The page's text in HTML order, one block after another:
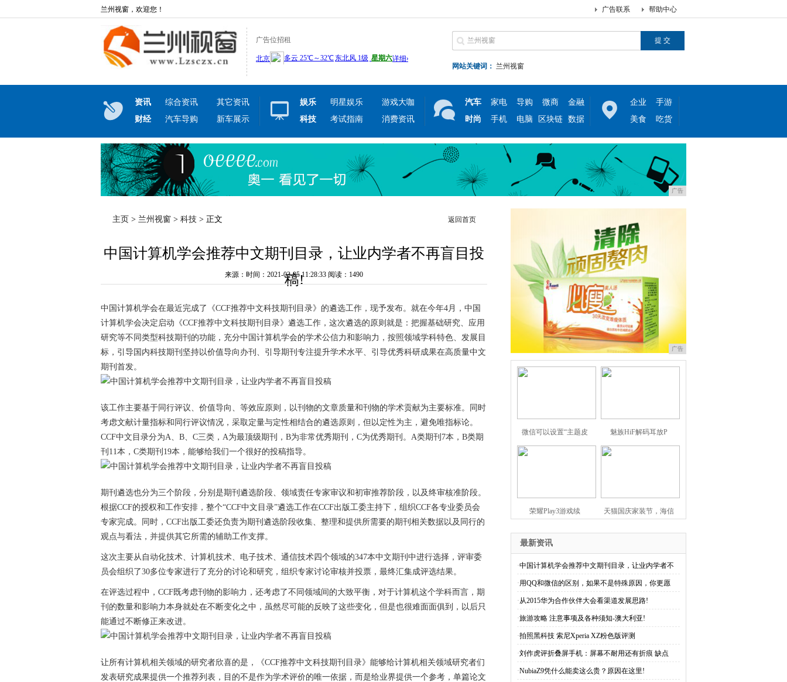
兰州视窗，欢迎您！ 帮助中心
广告联系
广告位招租
网站关键词： 兰州视窗
资讯 综合资讯
其它资讯
财经
汽车导购 新车展示
娱乐 明星娱乐
游戏大咖
科技
考试指南 消费资讯
汽车 家电 导购 微商
金融
时尚
手机 电脑 区块链 数据
企业
手游
美食
吃货
广告
主页 > 兰州视窗 > 科技 > 正文 返回首页
中国计算机学会推荐中文期刊目录，让业内学者不再盲目投
稿!
来源：时间：2021-03-05 11:28:33 阅读：1490
中国计算机学会在最近完成了《CCF推荐中文科技期刊目录》的遴选工作，现予发布。就在今年4月，中国
计算机学会决定启动《CCF推荐中文科技期刊目录》遴选工作，这次遴选的原则就是：把握基础研究、应用
研究等不同类型科技期刊的功能，充分中国计算机学会的学术公信力和影响力，按照领域学科特色、发展目
标，引导国内科技期刊坚持以价值导向办刊、引导期刊专注提升学术水平、引导优秀科研成果在高质量中文
期刊首发。
该工作主要基于同行评议、价值导向、等效应原则，以刊物的文章质量和刊物的学术贡献为主要标准。同时
考虑文献计量指标和同行评议情况，采取定量与定性相结合的遴选原则，但以定性为主，避免唯指标论。
CCF中文目录分为A、B、C三类，A为最顶级期刊，B为非常优秀期刊，C为优秀期刊。A类期刊7本，B类期
刊11本，C类期刊19本，能够给我们一个很好的投稿指导。
期刊遴选也分为三个阶段，分别是期刊遴选阶段、领域责任专家审议和初审推荐阶段，以及终审核准阶段。
根据CCF的授权和工作安排，整个“CCF中文目录”遴选工作在CCF出版工委主持下，组织CCF各专业委员会
专家完成。同时，CCF出版工委还负责为期刊遴选阶段收集、整理和提供所需要的期刊相关数据以及同行的
观点与看法，并提供其它所需的辅助工作支撑。
这次主要从自动化技术、计算机技术、电子技术、通信技术四个领域的347本中文期刊中进行选择，评审委
员会组织了30多位专家进行了充分的讨论和研究，组织专家讨论审核并投票，最终汇集成评选结果。
在评选过程中，CCF既考虑刊物的影响力，还考虑了不同领域间的大致平衡，对于计算机这个学科而言，期
刊的数量和影响力本身就处在不断变化之中，虽然尽可能的反映了这些变化，但是也很难面面俱到，以后只
能通过不断修正来改进。
让所有计算机相关领域的研究者欣喜的是，《CCF推荐中文科技期刊目录》能够给计算机相关领域研究者们
发表研究成果提供一个推荐列表，目的不是作为学术评价的唯一依据，而是给业界提供一个参考，单篇论文
广告
微信可以设置“主题皮 魅族HiF解码耳放P
荣耀Play3游戏续 天猫国庆家装节，海信
最新资讯
·中国计算机学会推荐中文期刊目录，让业内学者不
·用QQ和微信的区别，如果不是特殊原因，你更愿
·从2015华为合作伙伴大会看渠道发展思路!
·旅游攻略 注意事项及各种须知-澳大利亚!
·拍照黑科技 索尼Xperia XZ粉色版评测
·刘作虎评折叠屏手机：屏幕不耐用还有折痕 缺点
·NubiaZ9凭什么能卖这么贵？原因在这里!